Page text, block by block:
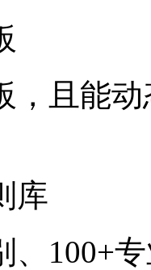
，且
库
、 100+